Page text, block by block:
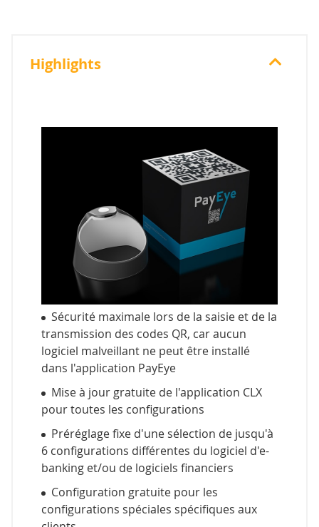
Highlights
Sécurité maximale lors de la saisie et de la
transmission des codes QR, car aucun
logiciel malveillant ne peut être installé
dans l'application PayEye
Mise à jour gratuite de l'application CLX
pour toutes les configurations
Préréglage fixe d'une sélection de jusqu'à
6 configurations différentes du logiciel d'e-
banking et/ou de logiciels financiers
Configuration gratuite pour les
configurations spéciales spécifiques aux